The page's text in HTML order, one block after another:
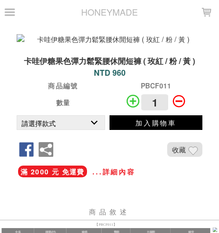
HONEYMADE
卡哇伊糖果色彈力鬆緊腰休閒短褲 ( 玫紅 / 粉 / 黃 )
NTD 960
商品編號
PBCF011
數量
加入購物車
收藏
滿 2000 元 免運費 ...詳細內容
商品敘述